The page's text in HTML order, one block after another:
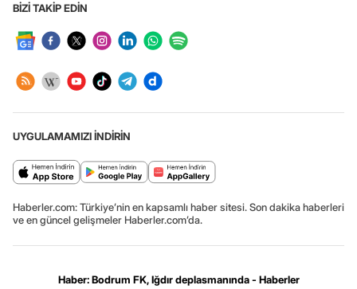
BİZİ TAKİP EDİN
UYGULAMAMIZI İNDİRİN
Haberler.com: Türkiye’nin en kapsamlı haber sitesi. Son dakika haberleri
ve en güncel gelişmeler Haberler.com’da.
Haber: Bodrum FK, Iğdır deplasmanında - Haberler